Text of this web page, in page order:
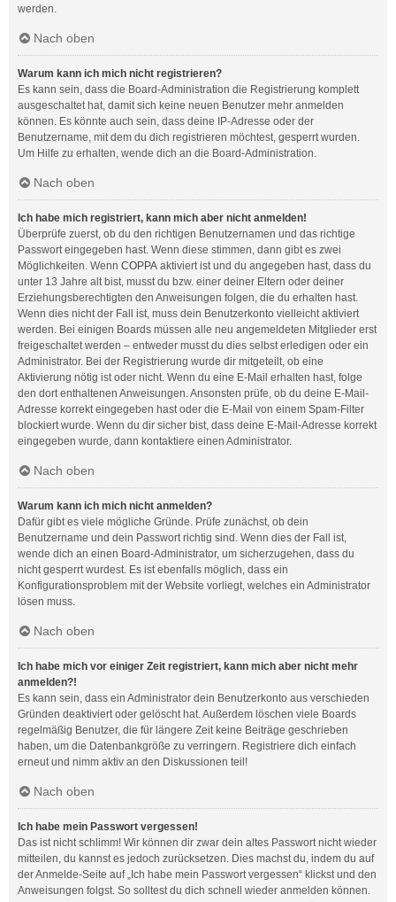
werden.
Nach oben
Warum kann ich mich nicht registrieren?
Es kann sein, dass die Board-Administration die Registrierung komplett
ausgeschaltet hat, damit sich keine neuen Benutzer mehr anmelden
können. Es könnte auch sein, dass deine IP-Adresse oder der
Benutzername, mit dem du dich registrieren möchtest, gesperrt wurden.
Um Hilfe zu erhalten, wende dich an die Board-Administration.
Nach oben
Ich habe mich registriert, kann mich aber nicht anmelden!
Überprüfe zuerst, ob du den richtigen Benutzernamen und das richtige
Passwort eingegeben hast. Wenn diese stimmen, dann gibt es zwei
Möglichkeiten. Wenn COPPA aktiviert ist und du angegeben hast, dass du
unter 13 Jahre alt bist, musst du bzw. einer deiner Eltern oder deiner
Erziehungsberechtigten den Anweisungen folgen, die du erhalten hast.
Wenn dies nicht der Fall ist, muss dein Benutzerkonto vielleicht aktiviert
werden. Bei einigen Boards müssen alle neu angemeldeten Mitglieder erst
freigeschaltet werden – entweder musst du dies selbst erledigen oder ein
Administrator. Bei der Registrierung wurde dir mitgeteilt, ob eine
Aktivierung nötig ist oder nicht. Wenn du eine E-Mail erhalten hast, folge
den dort enthaltenen Anweisungen. Ansonsten prüfe, ob du deine E-Mail-
Adresse korrekt eingegeben hast oder die E-Mail von einem Spam-Filter
blockiert wurde. Wenn du dir sicher bist, dass deine E-Mail-Adresse korrekt
eingegeben wurde, dann kontaktiere einen Administrator.
Nach oben
Warum kann ich mich nicht anmelden?
Dafür gibt es viele mögliche Gründe. Prüfe zunächst, ob dein
Benutzername und dein Passwort richtig sind. Wenn dies der Fall ist,
wende dich an einen Board-Administrator, um sicherzugehen, dass du
nicht gesperrt wurdest. Es ist ebenfalls möglich, dass ein
Konfigurationsproblem mit der Website vorliegt, welches ein Administrator
lösen muss.
Nach oben
Ich habe mich vor einiger Zeit registriert, kann mich aber nicht mehr
anmelden?!
Es kann sein, dass ein Administrator dein Benutzerkonto aus verschieden
Gründen deaktiviert oder gelöscht hat. Außerdem löschen viele Boards
regelmäßig Benutzer, die für längere Zeit keine Beiträge geschrieben
haben, um die Datenbankgröße zu verringern. Registriere dich einfach
erneut und nimm aktiv an den Diskussionen teil!
Nach oben
Ich habe mein Passwort vergessen!
Das ist nicht schlimm! Wir können dir zwar dein altes Passwort nicht wieder
mitteilen, du kannst es jedoch zurücksetzen. Dies machst du, indem du auf
der Anmelde-Seite auf „Ich habe mein Passwort vergessen“ klickst und den
Anweisungen folgst. So solltest du dich schnell wieder anmelden können.